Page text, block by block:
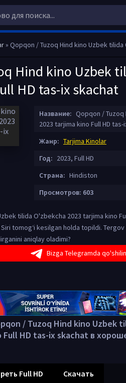
» Qopqon / Tuzoq Hind kino Uzbek tilida
Hind kino Uzbek
HD tas-ix skachat
Название: Qopqon /
2023 tarjima kino Full HD
Жанр: Tarjima Kinolar
Год: 2023, Full HD
Страна: Hindiston
Просмотров: 603
tilida O'zbekcha 2023 tarjima kino
tomog‘i kesilgan holda topildi.
aniqlay oladimi?
Bizga Telegramda
/ Tuzoq Hind kino Uzbek
Full HD tas-ix skachat в
Full HD Скачать